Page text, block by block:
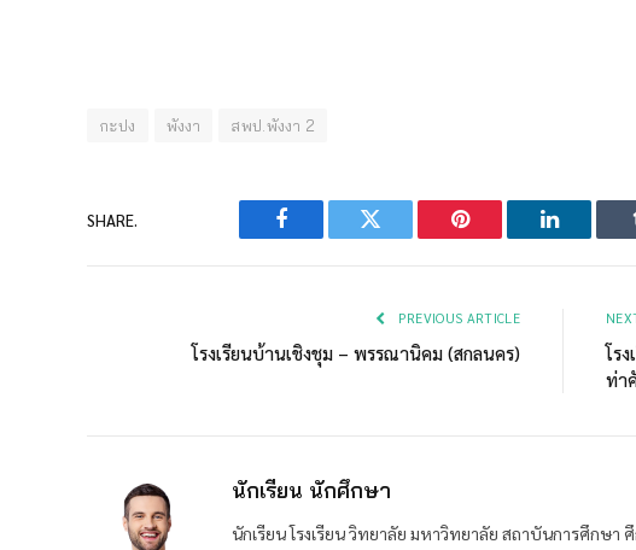
กะปง พังงา สพป.พังงา 2
SHARE.
Facebook Twitter Pinterest LinkedIn
PREVIOUS ARTICLE
โรงเรียนบ้านเชิงชุม – พรรณานิคม (สกลนคร)
โร
ท่า
นักเรียน นักศึกษา
นักเรียน โรงเรียน วิทยาลัย มหาวิทยาลัย สถาบันการศึกษา